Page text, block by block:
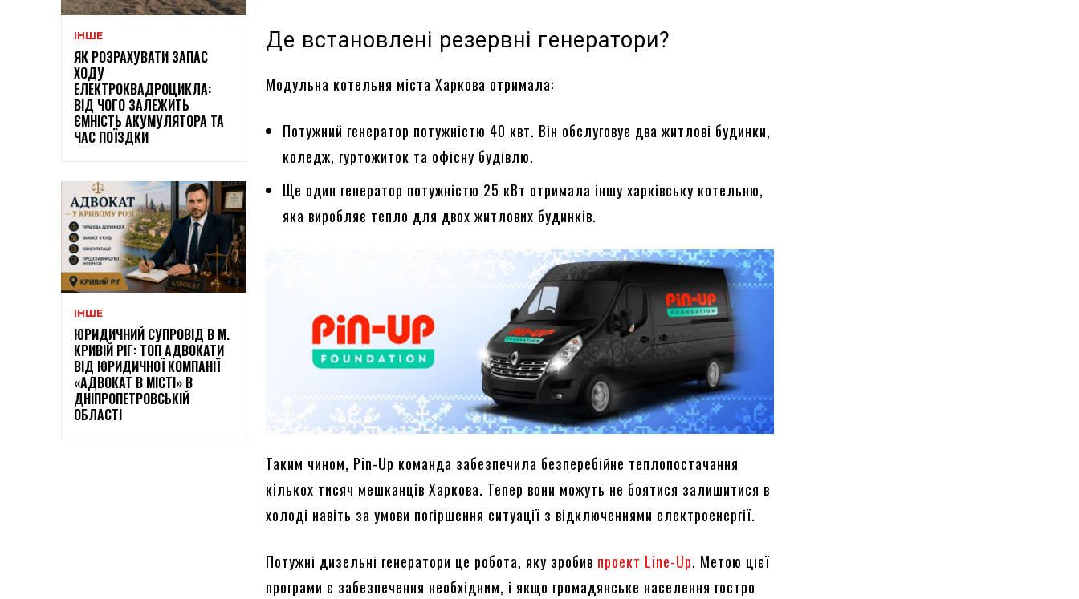
ІНШЕ
ЯК РОЗРАХУВАТИ ЗАПАС
ХОДУ
ЕЛЕКТРОКВАДРОЦИКЛА:
ВІД ЧОГО ЗАЛЕЖИТЬ
ЄМНІСТЬ АКУМУЛЯТОРА ТА
ЧАС ПОЇЗДКИ
ІНШЕ
ЮРИДИЧНИЙ СУПРОВІД В М.
КРИВІЙ РІГ: ТОП АДВОКАТИ
ВІД ЮРИДИЧНОЇ КОМПАНІЇ
«АДВОКАТ В МІСТІ» В
ДНІПРОПЕТРОВСЬКІЙ
ОБЛАСТІ
Де встановлені резервні генератори?
Модульна котельня міста Харкова отримала:
Потужний генератор потужністю 40 квт. Він обслуговує два житлові будинки,
коледж, гуртожиток та офісну будівлю.
Ще один генератор потужністю 25 кВт отримала іншу харківську котельню,
яка виробляє тепло для двох житлових будинків.
Таким чином, Pin-Up команда забезпечила безперебійне теплопостачання
кількох тисяч мешканців Харкова. Тепер вони можуть не боятися залишитися в
холоді навіть за умови погіршення ситуації з відключеннями електроенергії.
Потужні дизельні генератори це робота, яку зробив проект Line-Up. Метою цієї
програми є забезпечення необхідним, і якщо громадянське населення гостро